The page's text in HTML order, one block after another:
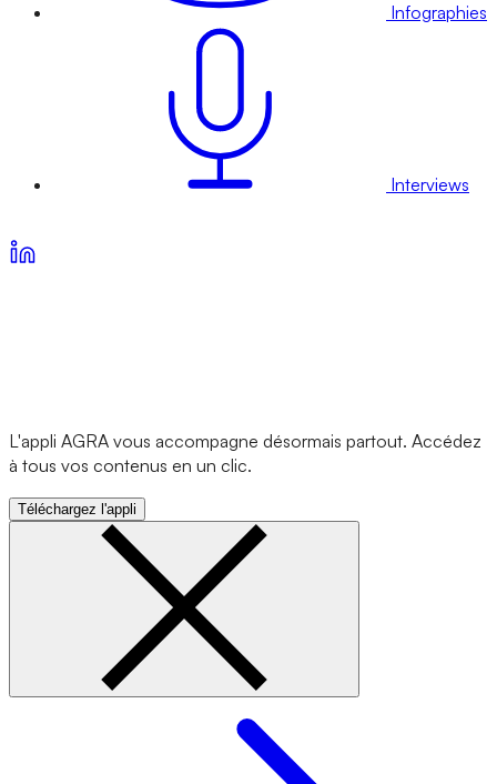
Infographies
Interviews
L'appli AGRA vous accompagne désormais partout. Accédez
à tous vos contenus en un clic.
Téléchargez l'appli